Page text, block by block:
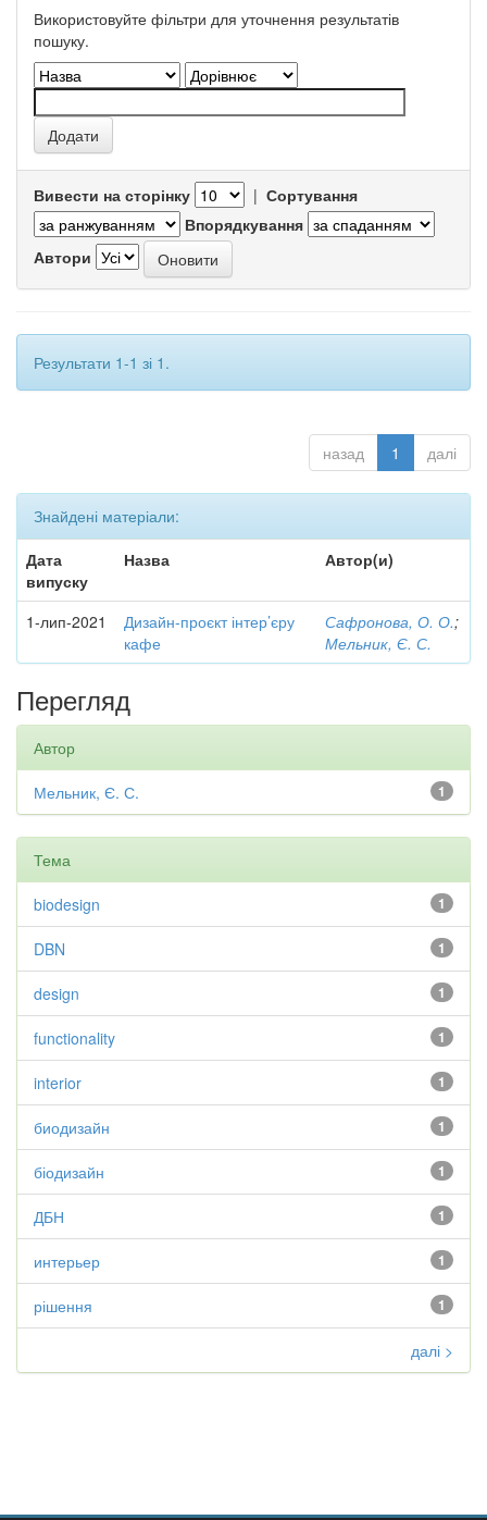
Використовуйте фільтри для уточнення результатів
пошуку.
Вивести на сторінку | Сортування
Впорядкування
Автори
Результати 1-1 зі 1.
назад 1 далі
Знайдені матеріали:
Дата
випуску
Назва Автор(и)
1-лип-2021
Дизайн-проєкт інтер’єру
кафе
Сафронова, О. О.;
Мельник, Є. С.
Перегляд
Автор
1
Мельник, Є. С.
Тема
1
biodesign
1
DBN
1
design
1
functionality
1
interior
1
биодизайн
1
біодизайн
1
ДБН
1
интерьер
1
рішення
далі >